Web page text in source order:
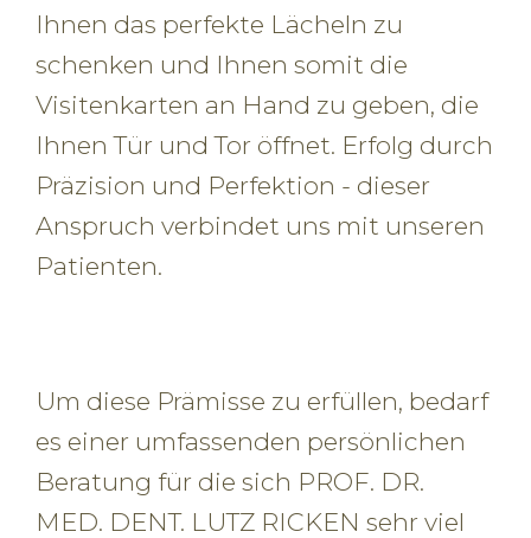
Ihnen das perfekte Lächeln zu
schenken und Ihnen somit die
Visitenkarten an Hand zu geben, die
Ihnen Tür und Tor öffnet. Erfolg durch
Präzision und Perfektion - dieser
Anspruch verbindet uns mit unseren
Patienten.
Um diese Prämisse zu erfüllen, bedarf
es einer umfassenden persönlichen
Beratung für die sich PROF. DR.
MED. DENT. LUTZ RICKEN sehr viel